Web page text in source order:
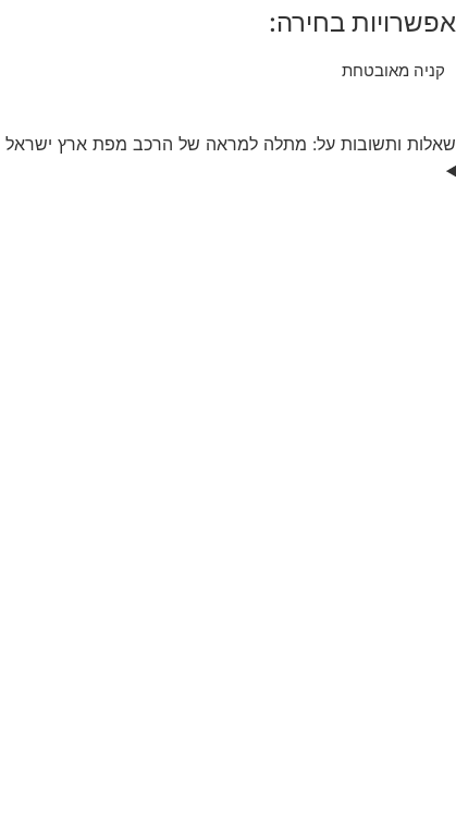
אפשרויות בחירה:
קניה מאובטחת
שאלות ותשובות על: מתלה למראה של הרכב מפת ארץ ישראל